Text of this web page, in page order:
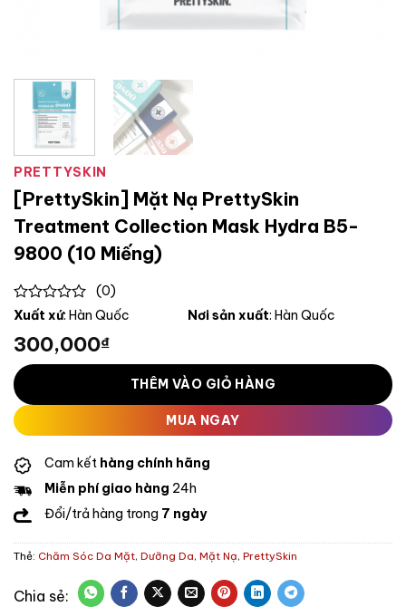
PRETTYSKIN
[PrettySkin] Mặt Nạ PrettySkin
Treatment Collection Mask Hydra B5-
9800 (10 Miếng)
0
of
5
(0)
Xuất xứ: Hàn Quốc Nơi sản xuất: Hàn Quốc
300,000₫
THÊM VÀO GIỎ HÀNG
MUA NGAY
Cam kết hàng chính hãng
Miễn phí giao hàng 24h
Đổi/trả hàng trong 7 ngày
Thẻ: Chăm Sóc Da Mặt, Dưỡng Da, Mặt Nạ, PrettySkin